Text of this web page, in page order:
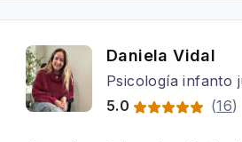
Daniela Vidal
Psicología infanto
5.0
(16)